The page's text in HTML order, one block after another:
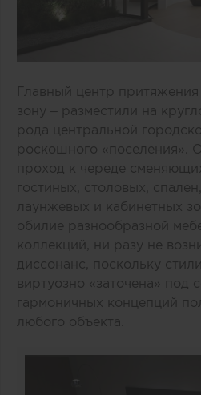
Главный центр
зону – разместили на
рода центральной
роскошного «поселения».
проход к череде
гостиных, столовых,
лаунжевых и кабинетных
обилие разнообразной
коллекций, ни разу не
диссонанс, поскольку
виртуозно «заточена» под
гармоничных концепций
любого объекта.